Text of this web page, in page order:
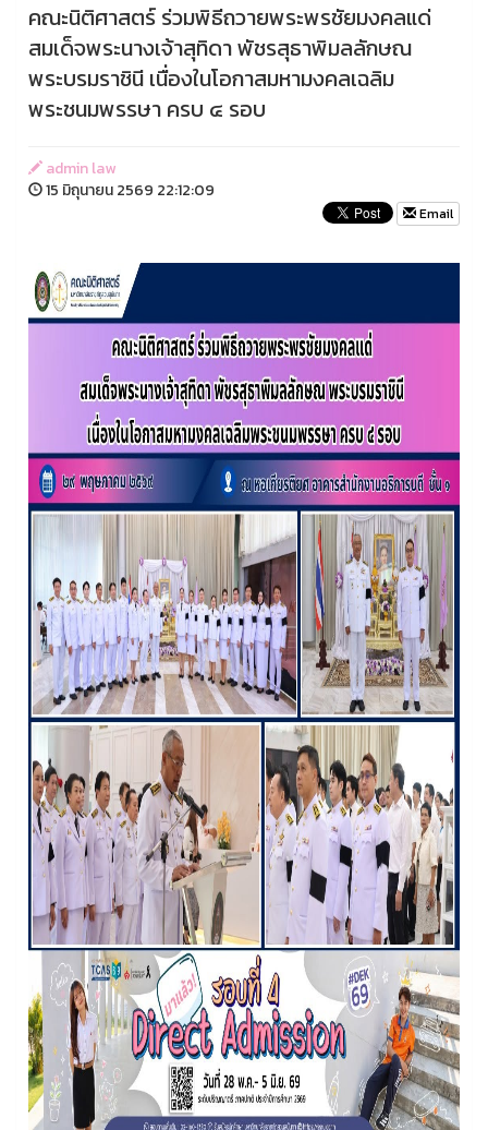
คณะนิติศาสตร์ ร่วมพิธีถวายพระพรชัยมงคลแด่
สมเด็จพระนางเจ้าสุทิดา พัชรสุธาพิมลลักษณ
พระบรมราชินี เนื่องในโอกาสมหามงคลเฉลิม
พระชนมพรรษา ครบ ๔ รอบ
admin law
15 มิถุนายน 2569 22:12:09
Email